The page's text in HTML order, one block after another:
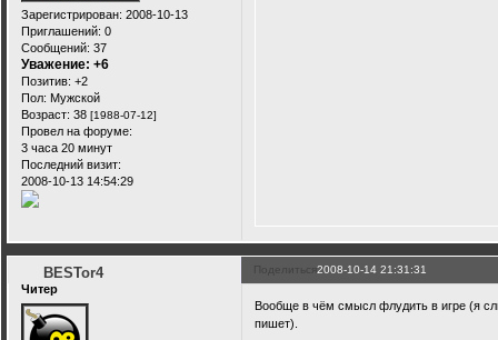
Зарегистрирован: 2008-10-13
Приглашений: 0
Сообщений: 37
Уважение: +6
Позитив: +2
Пол: Мужской
Возраст: 38 [1988-07-12]
Провел на форуме:
3 часа 20 минут
Последний визит:
2008-10-13 14:54:29
Поделиться2008-10-14 21:31:31
BESTor4
Читер
Вообще в чём смысл флудить в игре (я
пишет).